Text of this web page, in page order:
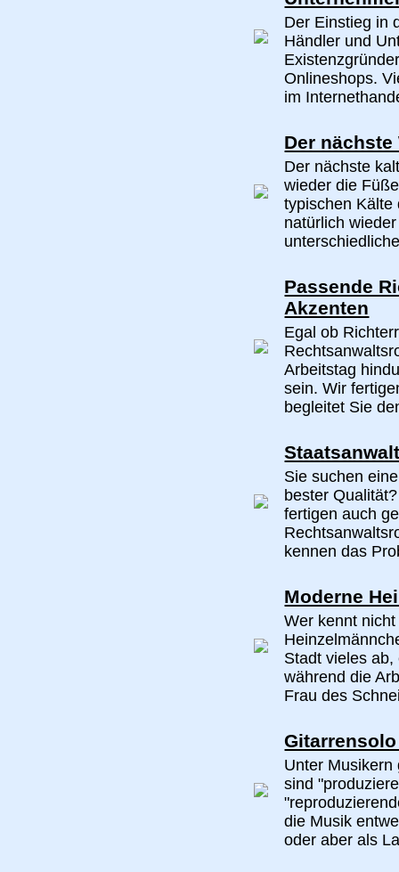
Der Einstieg in
Händler und
Onlineshops.
im
Der
Der nächste
wieder die
typischen Kälte
natürlich
Passende
Akzenten
Egal ob
Arbeitstag
sein. Wir
begleitet Sie
Sie suchen
bester
fertigen auch
kennen das
Moderne
Wer kennt
Stadt vieles
während die
Frau des
Unter Musikern
sind
die Musik
oder aber als